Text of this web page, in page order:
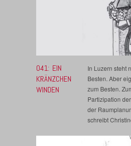
041: EIN
KRÄNZCHEN
WINDEN
In Luzern steht
Besten. Aber
zum Besten.
Partizipation
der
schreibt